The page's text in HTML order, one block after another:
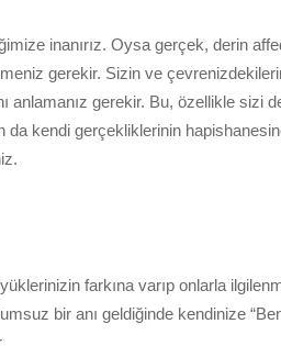
inanırız. Oysa gerçek, derin
gerekir. Sizin ve
anlamanız gerekir. Bu, özellikle sizi
kendi gerçekliklerinin
farkına varıp onlarla
bir anı geldiğinde kendinize